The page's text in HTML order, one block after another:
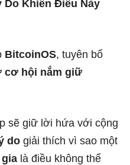
Do Khiến Điều Này
BitcoinOS, tuyên bố
cơ hội nắm giữ
sẽ giữ lời hứa với cộng
do giải thích vì sao một
là điều không thể